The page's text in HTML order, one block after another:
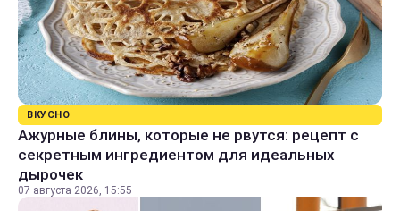
ВКУСНО
Ажурные блины, которые не рвутся: рецепт с
секретным ингредиентом для идеальных
дырочек
07 августа 2026, 15:55